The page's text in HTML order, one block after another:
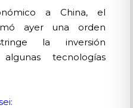
a China, el
ayer una orden
la inversión
tecnologías